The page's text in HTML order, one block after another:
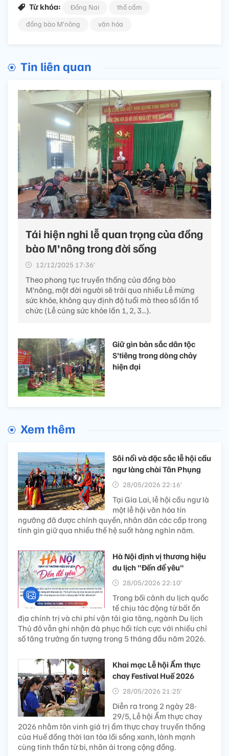
Từ khóa: Đồng Nai
thổ cẩm
đồng bào M’nông
văn hóa
Tin liên quan
Tái hiện nghi lễ quan trọng của đồng
bào M’nông trong đời sống
12/12/2025 17:36’
Theo phong tục truyền thống của đồng bào
M’nông, một đời người sẽ trải qua nhiều Lễ mừng
sức khỏe, không quy định độ tuổi mà theo số lần tổ
chức (Lễ cúng sức khỏe lần 1, 2, 3...).
Giữ gìn bản sắc dân tộc
S’tiêng trong dòng chảy
hiện đại
Xem thêm
Sôi nổi và đặc sắc lễ hội cầu
ngư làng chài Tân Phụng
28/05/2026 22:16’
Tại Gia Lai, lễ hội cầu ngư là
một lễ hội văn hóa tín
ngưỡng đã được chính quyền, nhân dân các cấp trong
tỉnh gìn giữ qua nhiều thế hệ suốt hàng nghìn năm.
Hà Nội định vị thương hiệu
du lịch "Đến để yêu"
28/05/2026 22:10’
Trong bối cảnh du lịch quốc
tế chịu tác động từ bất ổn
địa chính trị và chi phí vận tải gia tăng, ngành Du lịch
Thủ đô vẫn ghi nhận đà phục hồi tích cực với nhiều chỉ
số tăng trưởng ấn tượng trong 5 tháng đầu năm 2026.
Khai mạc Lễ hội Ẩm thực
chay Festival Huế 2026
28/05/2026 21:25’
Diễn ra trong 2 ngày 28-
29/5, Lễ hội Ẩm thực chay
2026 nhằm tôn vinh giá trị ẩm thực chay truyền thống
của Huế đồng thời lan tỏa lối sống xanh, lành mạnh
cùng tinh thần từ bi, nhân ái trong cộng đồng.